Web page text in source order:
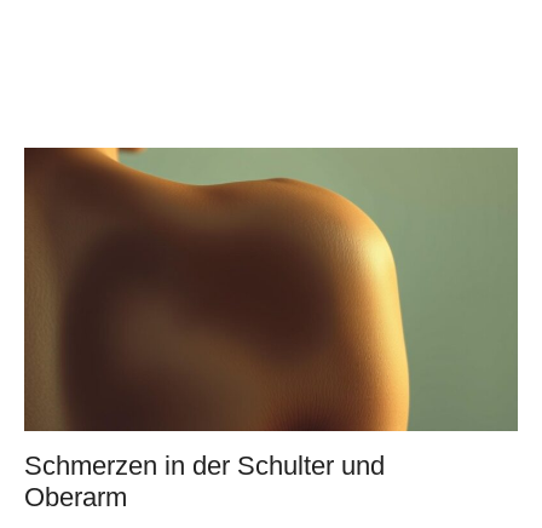
Schmerzen in der Schulter und
Oberarm